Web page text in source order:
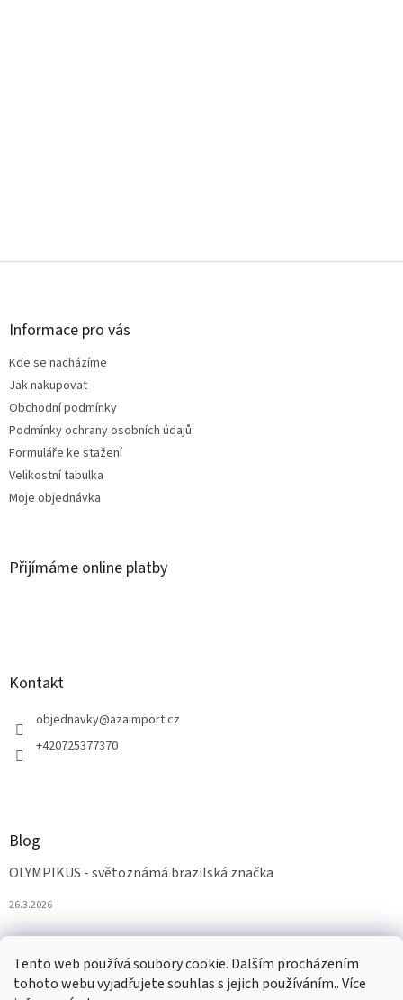
Tento web používá soubory cookie. Dalším procházením
tohoto webu vyjadřujete souhlas s jejich používáním.. Více
Z
Informace pro vás
Kde se nacházíme
Jak nakupovat
Obchodní podmínky
Podmínky ochrany osobních údajů
Formuláře ke stažení
Velikostní tabulka
Moje objednávka
Přijímáme online platby
Kontakt
objednavky@azaimport.cz
+420725377370
Blog
OLYMPIKUS - světoznámá brazilská značka
26.3.2026